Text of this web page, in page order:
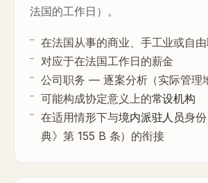
法国的工作日）。
在法国从事的商业、手工业或自
对应于在法国工作日的薪金
公司职务 — 逐案分析（实际管理
可能构成协定意义上的常设机构
在适用情形下与境内派驻人员身
典》第 155 B 条）的衔接